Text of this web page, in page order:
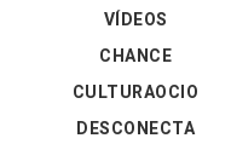
VÍDEOS
CHANCE
CULTURAOCIO
DESCONECTA